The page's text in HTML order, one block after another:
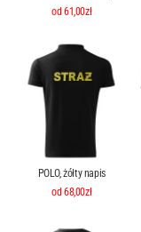
od 61,00zł
POLO, żółty napis
od 68,00zł